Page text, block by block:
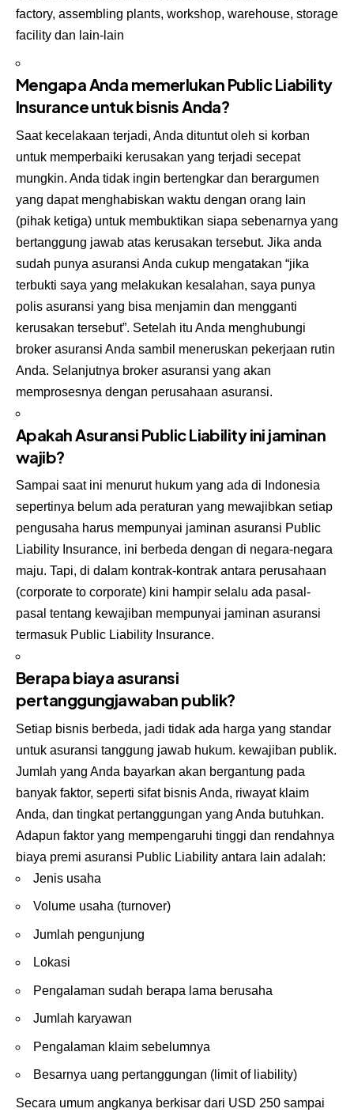
factory, assembling plants, workshop, warehouse, storage
facility dan lain-lain
Mengapa Anda memerlukan Public Liability
Insurance untuk bisnis Anda?
Saat kecelakaan terjadi, Anda dituntut oleh si korban
untuk memperbaiki kerusakan yang terjadi secepat
mungkin. Anda tidak ingin bertengkar dan berargumen
yang dapat menghabiskan waktu dengan orang lain
(pihak ketiga) untuk membuktikan siapa sebenarnya yang
bertanggung jawab atas kerusakan tersebut. Jika anda
sudah punya asuransi Anda cukup mengatakan “jika
terbukti saya yang melakukan kesalahan, saya punya
polis asuransi yang bisa menjamin dan mengganti
kerusakan tersebut”. Setelah itu Anda menghubungi
broker asuransi Anda sambil meneruskan pekerjaan rutin
Anda. Selanjutnya broker asuransi yang akan
memprosesnya dengan perusahaan asuransi.
Apakah Asuransi Public Liability ini jaminan
wajib?
Sampai saat ini menurut hukum yang ada di Indonesia
sepertinya belum ada peraturan yang mewajibkan setiap
pengusaha harus mempunyai jaminan asuransi Public
Liability Insurance, ini berbeda dengan di negara-negara
maju. Tapi, di dalam kontrak-kontrak antara perusahaan
(corporate to corporate) kini hampir selalu ada pasal-
pasal tentang kewajiban mempunyai jaminan asuransi
termasuk Public Liability Insurance.
Berapa biaya asuransi
pertanggungjawaban publik?
Setiap bisnis berbeda, jadi tidak ada harga yang standar
untuk asuransi tanggung jawab hukum. kewajiban publik.
Jumlah yang Anda bayarkan akan bergantung pada
banyak faktor, seperti sifat bisnis Anda, riwayat klaim
Anda, dan tingkat pertanggungan yang Anda butuhkan.
Adapun faktor yang mempengaruhi tinggi dan rendahnya
biaya premi asuransi Public Liability antara lain adalah:
Jenis usaha
Volume usaha (turnover)
Jumlah pengunjung
Lokasi
Pengalaman sudah berapa lama berusaha
Jumlah karyawan
Pengalaman klaim sebelumnya
Besarnya uang pertanggungan (limit of liability)
Secara umum angkanya berkisar dari USD 250 sampai